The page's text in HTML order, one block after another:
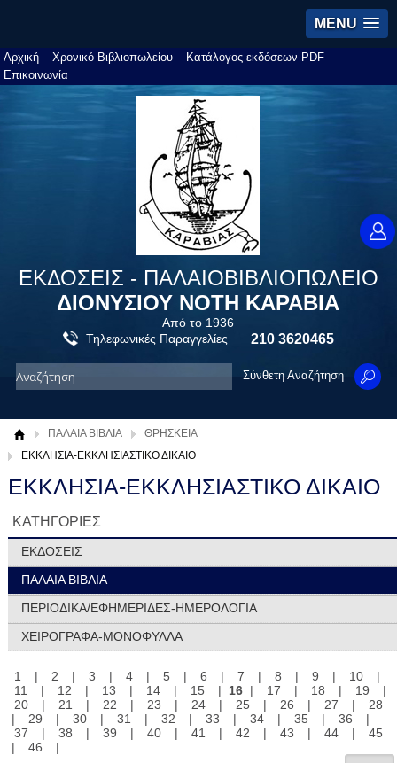
MENU
Αρχική Χρονικό Βιβλιοπωλείου
Κατάλογος εκδόσεων PDF
Επικοινωνία
ΕΚΔΟΣΕΙΣ - ΠΑΛΑΙΟΒΙΒΛΙΟΠΩΛΕΙΟ
ΔΙΟΝΥΣΙΟΥ ΝΟΤΗ ΚΑΡΑΒΙΑ
Από το 1936
Τηλεφωνικές Παραγγελίες
210 3620465
Σύνθετη Αναζήτηση
ΠΑΛΑΙΑ ΒΙΒΛΙΑ
ΘΡΗΣΚΕΙΑ
ΕΚΚΛΗΣΙΑ-ΕΚΚΛΗΣΙΑΣΤΙΚΟ ΔΙΚΑΙΟ
ΕΚΚΛΗΣΙΑ-ΕΚΚΛΗΣΙΑΣΤΙΚΟ ΔΙΚΑΙΟ
ΚΑΤΗΓΟΡΙΕΣ
ΕΚΔΟΣΕΙΣ
ΠΑΛΑΙΑ ΒΙΒΛΙΑ
ΠΕΡΙΟΔΙΚΑ/ΕΦΗΜΕΡΙΔΕΣ-ΗΜΕΡΟΛΟΓΙΑ
ΧΕΙΡΟΓΡΑΦΑ-ΜΟΝΟΦΥΛΛΑ
1 | 2 | 3 | 4 | 5 | 6 | 7 | 8 | 9 | 10
|
11
| 12 | 13 | 14 | 15 | 16| 17 | 18 | 19
|
20
| 21 | 22 | 23 | 24 | 25 | 26 | 27 |
28
|
29 | 30 | 31 | 32 | 33 | 34 | 35 | 36
|
37
| 38 | 39 | 40 | 41 | 42 | 43 | 44 |
45
|
46 |